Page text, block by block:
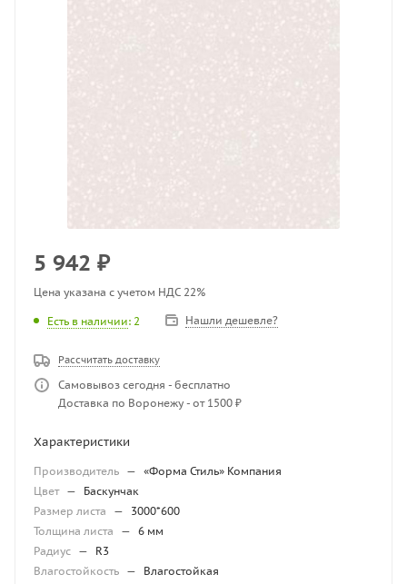
5 942 ₽
Цена указана с учетом НДС 22%
Есть в наличии: 2 Нашли дешевле?
Рассчитать доставку
Самовывоз сегодня - бесплатно
Доставка по Воронежу - от 1500 ₽
Характеристики
Производитель — «Форма Стиль» Компания
Цвет —
Баскунчак
Размер листа
—
3000*600
Толщина листа
— 6 мм
Радиус —
R3
Влагостойкость — Влагостойкая